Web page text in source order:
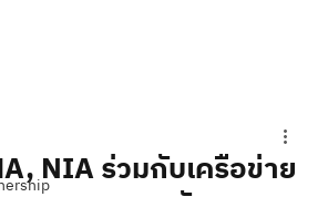
NIA ร่วมกับเครือข่าย